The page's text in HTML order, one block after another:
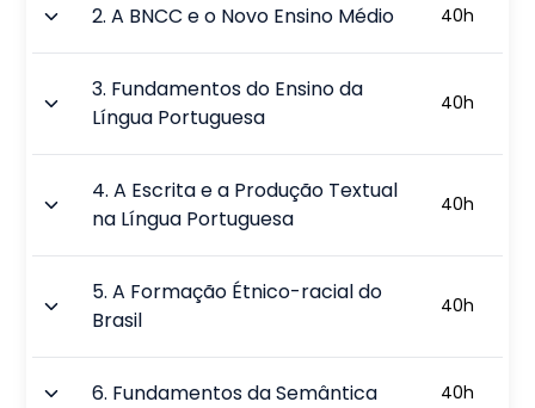
2.A BNCC e o Novo Ensino Médio 40h
3. Fundamentos do Ensino da
Língua Portuguesa
40h
4.A Escrita e a Produção Textual
na Língua Portuguesa
40h
5.A Formação Étnico-racial do
Brasil
40h
6. Fundamentos da Semântica 40h